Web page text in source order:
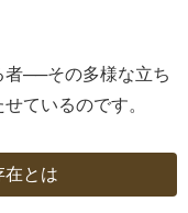
者──その多様な立ち
ているのです。
在とは